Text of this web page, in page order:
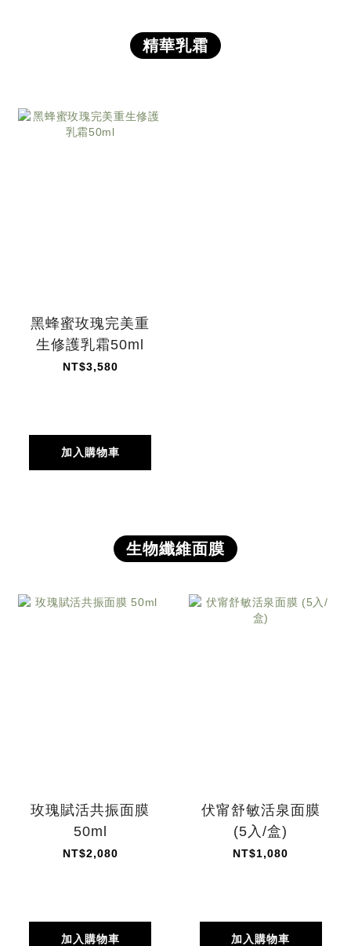
精華乳霜
黑蜂蜜玫瑰完美重
生修護乳霜50ml
NT$3,580
加入購物車
生物纖維面膜
玫瑰賦活共振面膜
50ml
NT$2,080
加入購物車
伏甯舒敏活泉面膜
(5入/盒)
NT$1,080
加入購物車